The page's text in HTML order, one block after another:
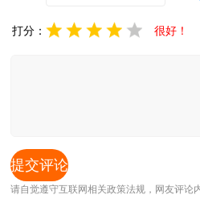
打分： 很好！
请自觉遵守互联网相关政策法规，网友评论